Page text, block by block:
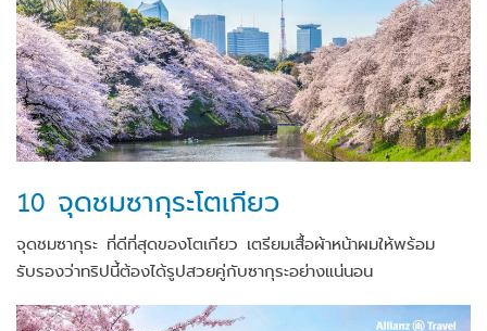
10 จุดชมซากุระโตเกียว
จุดชมซากุระ ที่ดีที่สุดของโตเกียว เตรียมเสื้อผ้าหน้าผมให้พร้อม
รับรองว่าทริปนี้ต้องได้รูปสวยคู่กับซากุระอย่างแน่นอน